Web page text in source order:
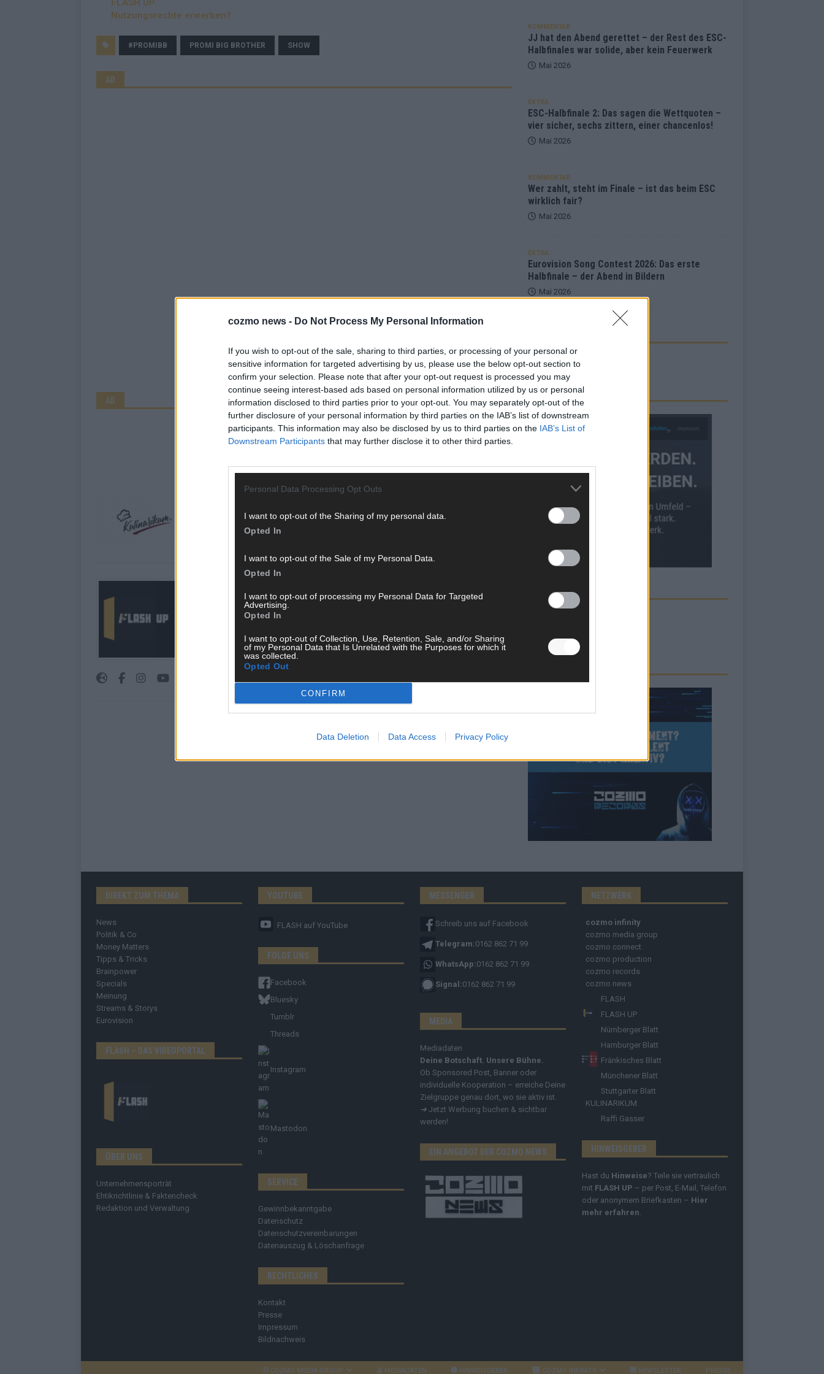
cozmo news - Do Not Process My Personal Information
If you wish to opt-out of the sale, sharing to third parties, or processing of your personal or
sensitive information for targeted advertising by us, please use the below opt-out section to
confirm your selection. Please note that after your opt-out request is processed you may
continue seeing interest-based ads based on personal information utilized by us or personal
information disclosed to third parties prior to your opt-out. You may separately opt-out of the
further disclosure of your personal information by third parties on the IAB’s list of downstream
participants. This information may also be disclosed by us to third parties on the IAB’s List of
Downstream Participants that may further disclose it to other third parties.
Personal Data Processing Opt Outs
I want to opt-out of the Sharing of my personal data.
Opted In
I want to opt-out of the Sale of my Personal Data.
Opted In
I want to opt-out of processing my Personal Data for Targeted
Advertising.
Opted In
I want to opt-out of Collection, Use, Retention, Sale, and/or Sharing
of my Personal Data that Is Unrelated with the Purposes for which it
was collected.
Opted Out
CONFIRM
Data Deletion Data Access Privacy Policy
Nutzungsrechte erwerben?
#PROMIBB PROMI BIG BROTHER SHOW
AD
AD
Hier schreiben, posten und kuratieren unsere Redakteur alles, was euch wirklich
interessiert! Wir sind das Team hinter den News, Storys und Videos, die ihr auf
oder crazy Trends – wir checken alles für euch, filtern das Wichtigste raus und
bringen’s auf den Punkt.
KOMMENTAR
JJ hat den Abend gerettet – der Rest des ESC-
Halbfinales war solide, aber kein Feuerwerk
Mai 2026
EXTRA
ESC-Halbfinale 2: Das sagen die Wettquoten –
vier sicher, sechs zittern, einer chancenlos!
Mai 2026
KOMMENTAR
Wer zahlt, steht im Finale – ist das beim ESC
wirklich fair?
Mai 2026
EXTRA
Eurovision Song Contest 2026: Das erste
Halbfinale – der Abend in Bildern
Mai 2026
WERBE BEI UNS!
CHECK UNS AUF FACEBOOK
DIREKT ZUM THEMA
News
Politik & Co
Money Matters
Tipps & Tricks
Brainpower
Specials
Meinung
Streams & Storys
Eurovision
FLASH – DAS VIDEOPORTAL
ÜBER UNS
Unternehmensporträt
Ehtikrichtlinie & Faktencheck
Redaktion und Verwaltung
YOUTUBE
FLASH auf YouTube
FOLGE UNS
Facebook
Bluesky
Tumblr
Threads
Instagram
Mastodon
SERVICE
Gewinnbekanntgabe
Datenschutz
Datenschutzvereinbarungen
Datenauszug & Löschanfrage
RECHTLICHES
Kontakt
Presse
Impressum
Bildnachweis
MESSENGER
Schreib uns auf Facebook
Telegram:0162 862 71 99
WhatsApp:0162 862 71 99
Signal:0162 862 71 99
MEDIA
Mediadaten
Deine Botschaft. Unsere Bühne.
Ob Sponsored Post, Banner oder
individuelle Kooperation – erreiche Deine
Zielgruppe genau dort, wo sie aktiv ist.
➔ Jetzt Werbung buchen & sichtbar
werden!
EIN ANGEBOT DER COZMO NEWS
NETZWERK
cozmo infinity
cozmo media group
cozmo connect
cozmo production
cozmo records
cozmo news
FLASH
FLASH UP
Nürnberger Blatt
Hamburger Blatt
Fränkisches Blatt
Münchener Blatt
Stuttgarter Blatt
KULINARIKUM.
Raffi Gasser
HINWEISGEBER
Hast du Hinweise? Teile sie vertraulich
mit FLASH UP – per Post, E-Mail, Telefon
oder anonymem Briefkasten – Hier
mehr erfahren
COZMO MEDIA GROUP MEDIADATEN HINWEISGEBER COZMO INFINITY NEWSLETTER PRESSE